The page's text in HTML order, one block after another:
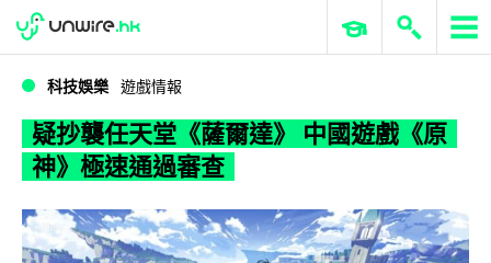
WWDC 2026 ERP 與商業 AI
科技娛樂 遊戲情報
疑抄襲任天堂《薩爾達》 中國遊戲《原
神》極速通過審查